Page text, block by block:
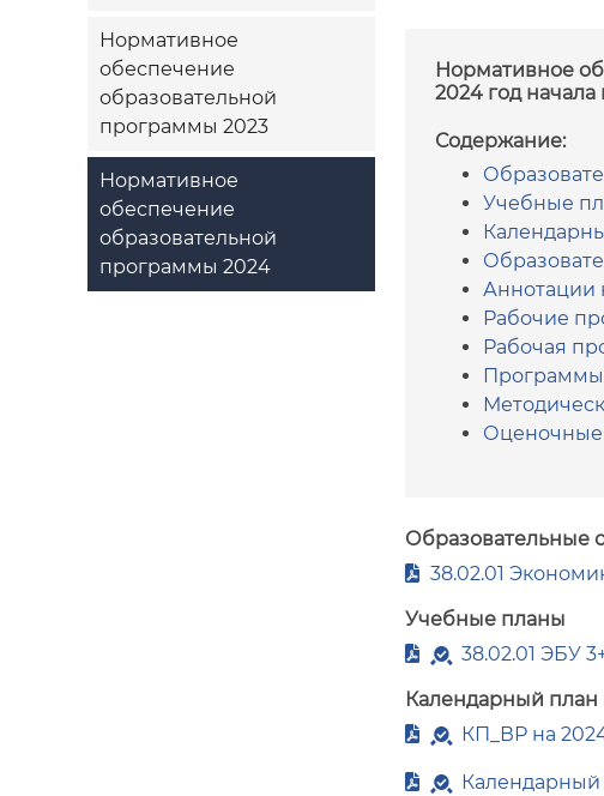
Нормативное
обеспечение
образовательной
программы 2023
Нормативное
обеспечение
образовательной
программы 2024
Нормативное
2024 год
Содержание:
Учебные
Аннотации
Рабочие
Рабочая
Программы
Образовательные
38.02.01
Учебные планы
38.02.01 ЭБУ
Календарный план
КП_ВР на
Календарный